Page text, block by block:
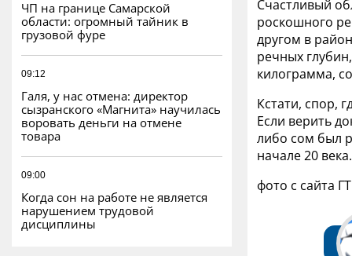
ЧП на границе Самарской
области: огромный тайник в
грузовой фуре
09:12
Галя, у нас отмена: директор
сызранского «Магнита» научилась
воровать деньги на отмене
товара
09:00
Когда сон на работе не является
нарушением трудовой
дисциплины
Счастливый
роскошного
другом в
речных
килограмма,
Кстати, спор,
Если верить
либо сом был
начале 20
фото с сайта